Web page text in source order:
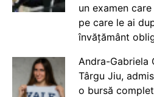
un examen
pe care le ai
învățământ
Andra-Gabriela
Târgu Jiu,
o bursă